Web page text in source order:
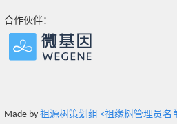
合作伙伴：
Made by 祖源树策划组 <祖缘树管理员名